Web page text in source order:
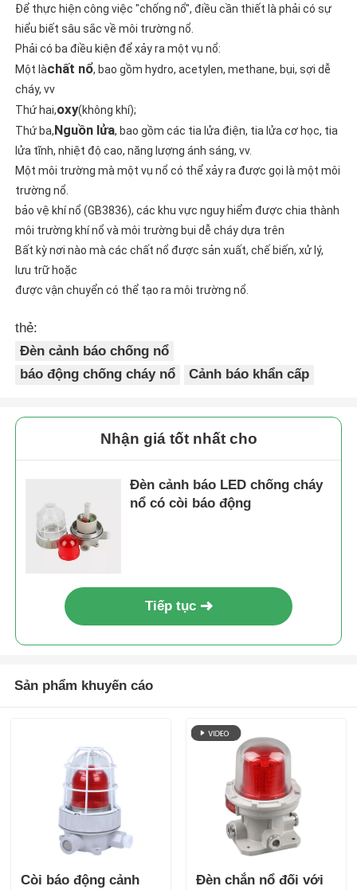
Để thực hiện công việc "chống nổ", điều cần thiết là phải có sự
hiểu biết sâu sắc về môi trường nổ.
Phải có ba điều kiện để xảy ra một vụ nổ:
Một làchất nổ, bao gồm hydro, acetylen, methane, bụi, sợi dễ
cháy, vv
Thứ hai,oxy(không khí);
Thứ ba,Nguồn lửa, bao gồm các tia lửa điện, tia lửa cơ học, tia
lửa tĩnh, nhiệt độ cao, năng lượng ánh sáng, vv.
Một môi trường mà một vụ nổ có thể xảy ra được gọi là một môi
trường nổ.
bảo vệ khí nổ (GB3836), các khu vực nguy hiểm được chia thành
môi trường khí nổ và môi trường bụi dễ cháy dựa trên
Bất kỳ nơi nào mà các chất nổ được sản xuất, chế biến, xử lý,
lưu trữ hoặc
được vận chuyển có thể tạo ra môi trường nổ.
thẻ:
Đèn cảnh báo chống nổ
báo động chống cháy nổ
Cảnh báo khẩn cấp
Nhận giá tốt nhất cho
Đèn cảnh báo LED chống cháy
nổ có còi báo động
Tiếp tục
Sản phẩm khuyến cáo
Còi báo động cảnh
Đèn chắn nổ đối với